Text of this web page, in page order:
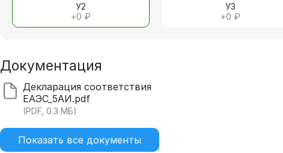
У2
+0 ₽
У3
+0 ₽
Документация
Декларация соответствия
ЕАЭС_5АИ.pdf
(PDF, 0.3 МБ)
Показать все документы